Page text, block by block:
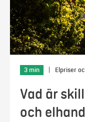
3 min Elpriser
Vad är
och